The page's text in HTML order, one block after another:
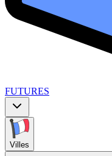
FUTURES
Villes